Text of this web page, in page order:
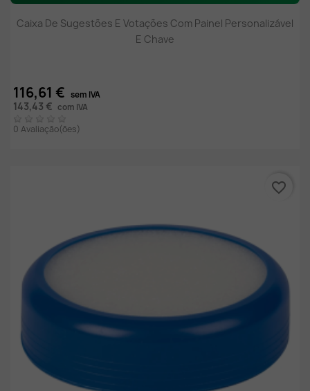
Caixa De Sugestões E Votações Com Painel Personalizável
E Chave
116,61 € sem IVA
143,43 € com IVA
0 Avaliação(ões)
favorite_border